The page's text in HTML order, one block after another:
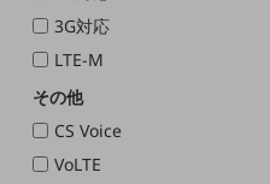
データ利活用
運用管理
3G対応
LTE-M
その他
CS Voice
VoLTE